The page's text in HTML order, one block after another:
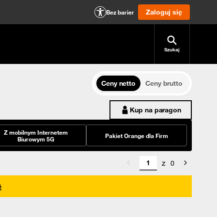
Bez barier Zaloguj się
Szukaj
Ceny netto
Ceny brutto
Kup na paragon
Z mobilnym Internetem
Biurowym 5G
Pakiet Orange dla Firm
z 0